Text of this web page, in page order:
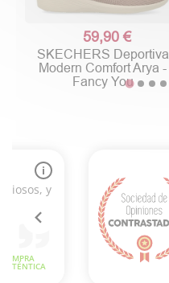
59,90 €
SKECHERS Deportiva
Modern Comfort Arya -
Fancy You